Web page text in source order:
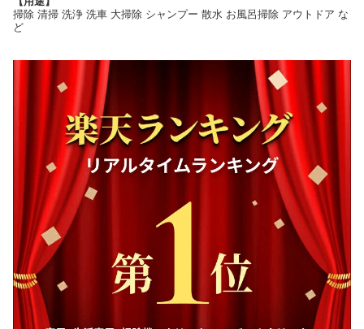
掃除 清掃 洗浄 洗車 大掃除 シャンプー 散水 お風呂掃除 アウトドア な
ど